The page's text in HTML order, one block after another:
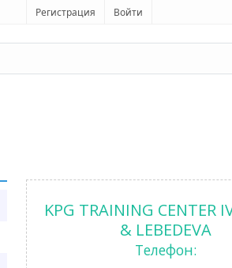
Регистрация Войти
KPG TRAINING CENTER
& LEBEDEVA
Телефон: